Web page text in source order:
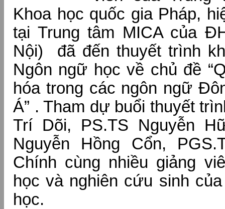
Khoa học quốc gia Pháp,
tại Trung tâm MICA của
Nội) đã đến thuyết trình
Ngôn ngữ học về chủ đề
hóa trong các ngôn ngữ
Á” . Tham dự buổi thuyết
Trí Dõi, PS.TS Nguyễn
Nguyễn Hồng Cổn,
Chính cùng nhiều giảng
học và nghiên cứu sinh
học.